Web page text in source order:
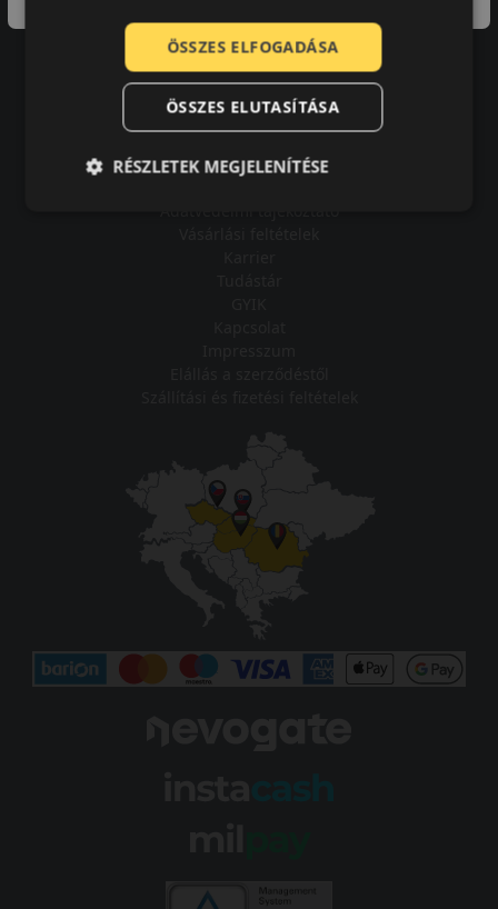
A bolt vásárlója
Minden tökéletesen működik.
Impresszum
ÖSSZES ELFOGADÁSA
ÖSSZES ELUTASÍTÁSA
RÉSZLETEK MEGJELENÍTÉSE